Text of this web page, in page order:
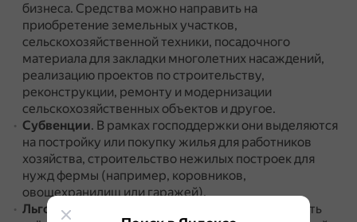
бизнеса. Средства можно направить на
приобретение земельных участков,
сельскохозяйственной техники, посадочного
материала для закладки многолетних насаждений,
реализацию проектов по строительству,
реконструкции, ремонту и модернизации
сельскохозяйственных объектов и другое.
Субвенции. В рамках господдержки они выделяются
на постройку или покупку жилья для работников
хозяйства, строительство нежилых построек для
нужд фермы (например, коровников,
овощехранилищ или гаражей).
Льготное кредитование
Аграрии могут получить